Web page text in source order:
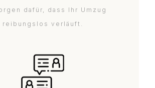
dafür, dass Ihr Umzug
reibungslos verläuft.